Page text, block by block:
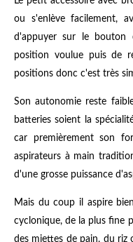
ou s'enlève facilement,
d'appuyer sur le bouton
position voulue puis de
positions donc c'est très
Son autonomie reste
batteries soient la
car premièrement son
aspirateurs à main
d'une grosse puissance
Mais du coup il aspire
cyclonique, de la plus fine
des miettes de pain, du riz